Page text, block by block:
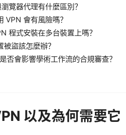
覽器代理有什麼區別？
VPN 會有風險嗎？
程式安裝在多台裝置上嗎？
盜該怎麼辦？
否會影響學術工作流的合規審查？
以及為何需要它